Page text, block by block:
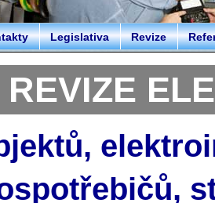
Legislativa Revize
REVIZE